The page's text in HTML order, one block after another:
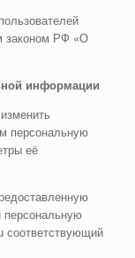
законом РФ «О
информации
персональную
её
персональную
соответствующий